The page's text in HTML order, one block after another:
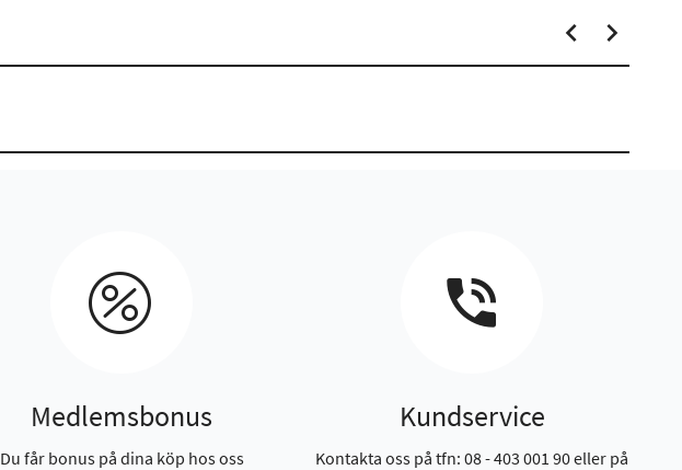
Medlemsbonus
Du får bonus på dina köp hos oss
Kundservice
Kontakta oss på tfn: 08 - 403 001 90 eller på